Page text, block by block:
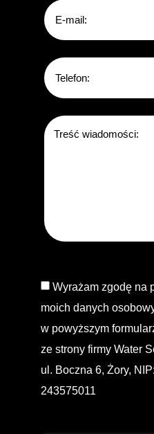
Wyrażam zgodę na
moich danych
w powyższym
ze strony firmy Water
ul. Boczna 6, Żory,
243575011